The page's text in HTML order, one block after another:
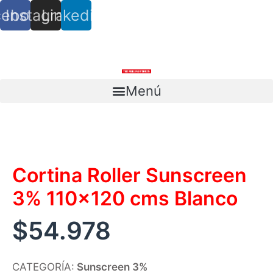
Instagram
Linkedin
Menú
Cortina Roller Sunscreen
3% 110×120 cms Blanco
$54.978
CATEGORÍA: Sunscreen 3%